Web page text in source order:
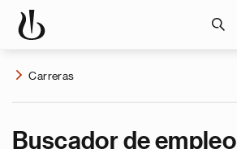
Carreras
Buscador de empleo